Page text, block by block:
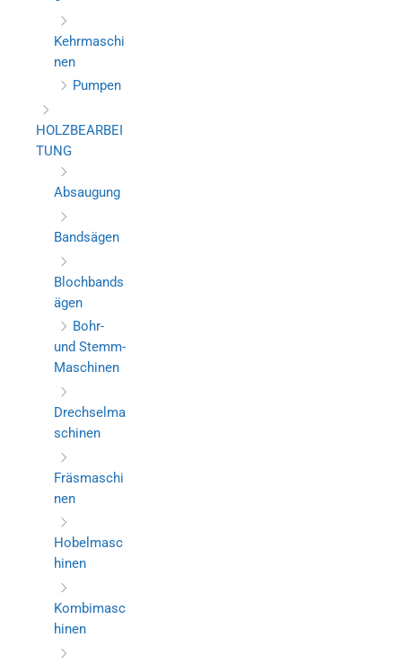
Kehrmaschi
nen
Pumpen
HOLZBEARBEI
TUNG
Absaugung
Bandsägen
Blochbands
ägen
Bohr-
und Stemm-
Maschinen
Drechselma
schinen
Fräsmaschi
nen
Hobelmasc
hinen
Kombimasc
hinen